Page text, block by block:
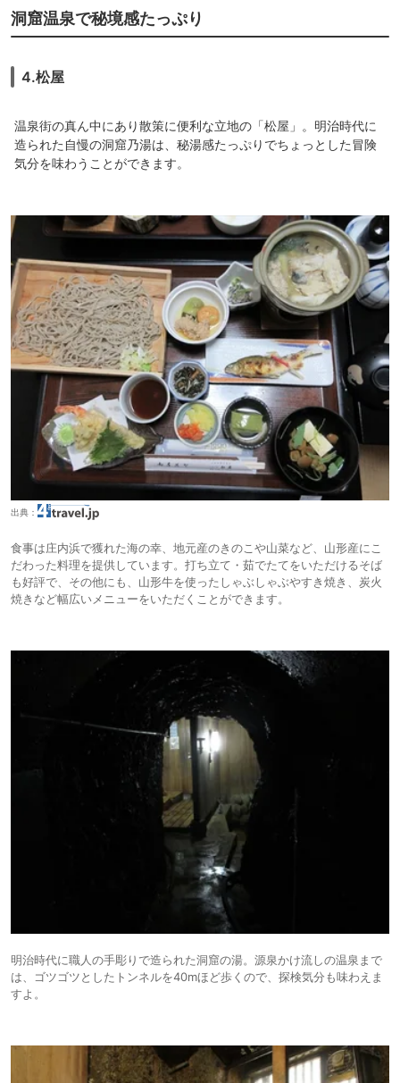
洞窟温泉で秘境感たっぷり
4.松屋
温泉街の真ん中にあり散策に便利な立地の「松屋」。明治時代に
造られた自慢の洞窟乃湯は、秘湯感たっぷりでちょっとした冒険
気分を味わうことができます。
出典：
食事は庄内浜で獲れた海の幸、地元産のきのこや山菜など、山形産にこ
だわった料理を提供しています。打ち立て・茹でたてをいただけるそば
も好評で、その他にも、山形牛を使ったしゃぶしゃぶやすき焼き、炭火
焼きなど幅広いメニューをいただくことができます。
明治時代に職人の手彫りで造られた洞窟の湯。源泉かけ流しの温泉まで
は、ゴツゴツとしたトンネルを40mほど歩くので、探検気分も味わえま
すよ。